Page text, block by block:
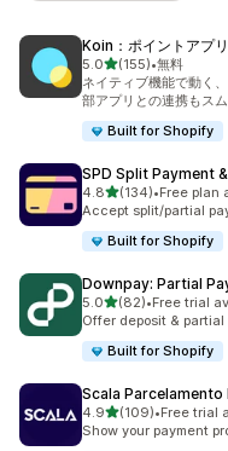
Koin：ポイントアプ
5.05つ星中
(155)
合計レビュー数：155件
•無料
ネイティブ機能で動く
部アプリとの連携もス
Built for Shopify
SPD Split Payment
4.85つ星中
(134)
合計レビュー数：134件
•Free plan
Accept split/partial
Built for Shopify
Downpay: Partial
5.05つ星中
(82)
合計レビュー数：82件
•Free trial
Offer deposit &
Built for Shopify
Scala
4.95つ星中
(109)
合計レビュー数：109件
•Free trial
Show your payment